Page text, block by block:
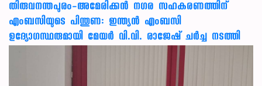
തിരുവനന്തപുരം-അമേരിക്കന്‍ നഗര സഹകരണത്തിന്
എംബസിയുടെ പിന്തുണ: ഇന്ത്യന്‍ എംബസി
ഉദ്യോഗസ്ഥരുമായി മേയര്‍ വി.വി. രാജേഷ് ചര്‍ച്ച നടത്തി